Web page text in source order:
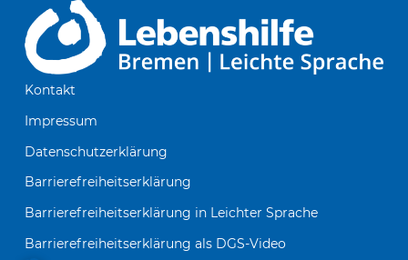
Kontakt
Impressum
Datenschutzerklärung
Barrierefreiheitserklärung
Barrierefreiheitserklärung in Leichter Sprache
Barrierefreiheitserklärung als DGS-Video